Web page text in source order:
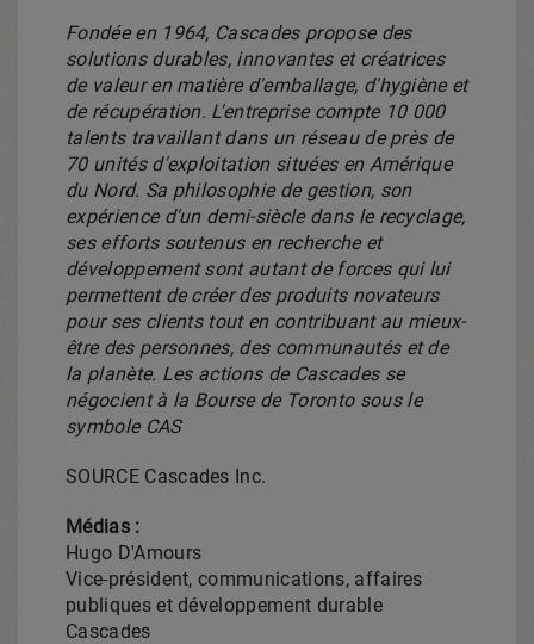
Fondée en 1964, Cascades propose des
solutions durables, innovantes et créatrices
de valeur en matière d'emballage, d'hygiène et
de récupération. L'entreprise compte 10 000
talents travaillant dans un réseau de près de
70 unités d'exploitation situées en Amérique
du Nord. Sa philosophie de gestion, son
expérience d'un demi-siècle dans le recyclage,
ses efforts soutenus en recherche et
développement sont autant de forces qui lui
permettent de créer des produits novateurs
pour ses clients tout en contribuant au mieux-
être des personnes, des communautés et de
la planète. Les actions de Cascades se
négocient à la Bourse de Torontosous le
symbole CAS
SOURCE Cascades Inc.
Médias :
Hugo D'Amours
Vice-président, communications, affaires
publiques et développement durable
Cascades